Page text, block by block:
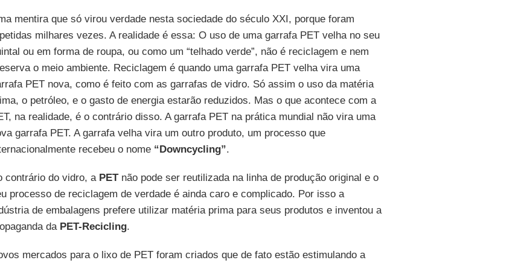
mentira que só virou verdade nesta sociedade do século XXI, porque foram
milhares vezes. A realidade é essa: O uso de uma garrafa PET velha no seu
ou em forma de roupa, ou como um “telhado verde”, não é reciclagem e nem
o meio ambiente. Reciclagem é quando uma garrafa PET velha vira uma
PET nova, como é feito com as garrafas de vidro. Só assim o uso da matéria
o petróleo, e o gasto de energia estarão reduzidos. Mas o que acontece com a
na realidade, é o contrário disso. A garrafa PET na prática mundial não vira uma
garrafa PET. A garrafa velha vira um outro produto, um processo que
recebeu o nome “Downcycling”.
contrário do vidro, a PETnão pode ser reutilizada na linha de produção original e o
processo de reciclagem de verdade é ainda caro e complicado. Por isso a
de embalagens prefere utilizar matéria prima para seus produtos e inventou a
da PET-Recicling.
mercados para o lixo de PET foram criados que de fato estão estimulando a